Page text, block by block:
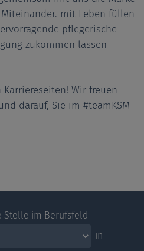
mit Leben füllen
pflegerische
zukommen lassen
Wir freuen
darauf, Sie im #teamKSM
Stelle im Berufsfeld
in